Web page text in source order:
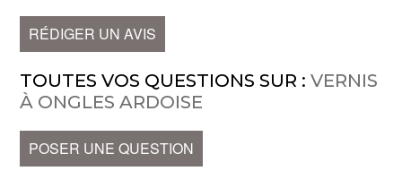
RÉDIGER UN AVIS
TOUTES VOS QUESTIONS SUR :VERNIS
À ONGLES ARDOISE
POSER UNE QUESTION